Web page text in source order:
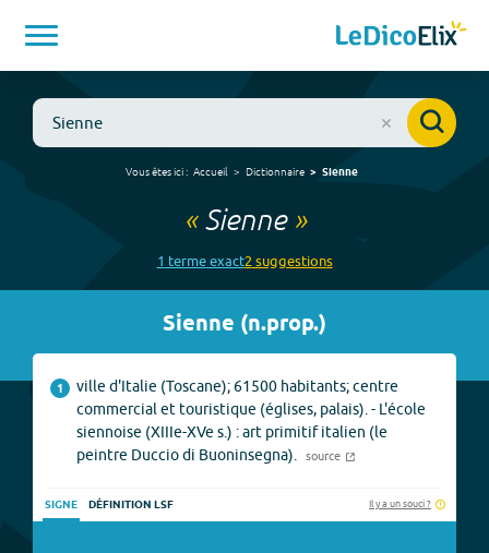
Vous êtes ici : Accueil Dictionnaire Sienne
«Sienne»
1 termeexact2 suggestions
Sienne (n.prop.)
1
ville d'Italie (Toscane); 61500 habitants; centre
commercial et touristique (églises, palais). - L'école
siennoise (XIIIe-XVe s.) : art primitif italien (le
peintre Duccio di Buoninsegna).
source
SIGNE DÉFINITION LSF Il y a un souci ?